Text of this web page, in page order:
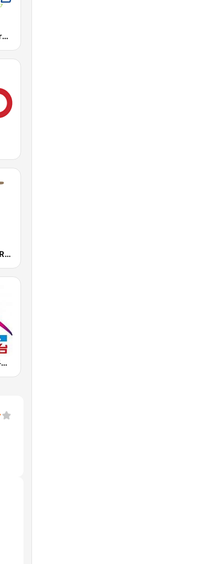
新城知訊台 MetroInfo FM99.7
香港電台第四台 RTHK Radio 4
星島中文電台-粵語台